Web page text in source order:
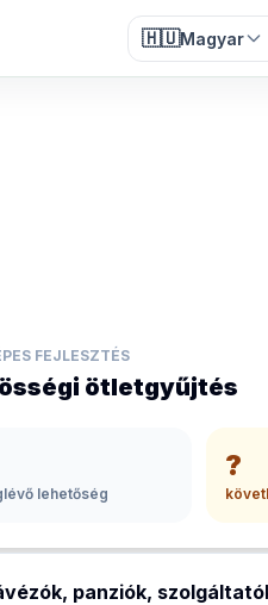
🇭🇺Magyar
FEJLESZTÉS
ötletgyűjtés
lehetőség
?
panziók,